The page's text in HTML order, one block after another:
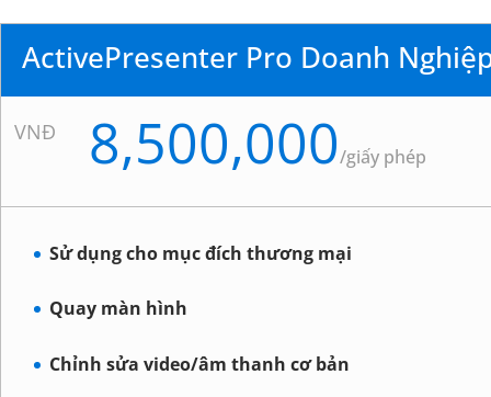
ActivePresenter Pro Doanh
VNĐ 8,500,000/giấy phép
Sử dụng cho mục đích thương mại
Quay màn hình
Chỉnh sửa video/âm thanh cơ bản